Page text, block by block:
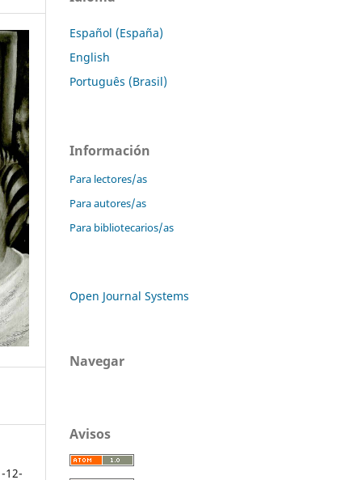
12-
Español (España)
English
Português (Brasil)
Información
Para lectores/as
Para autores/as
Para bibliotecarios/as
Open Journal Systems
Navegar
Avisos